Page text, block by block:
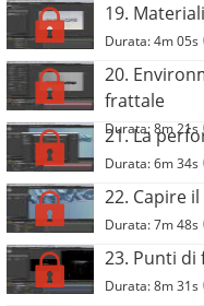
19.
Durata: 4m 05s
20.
frattale
Durata: 8m 21s
21. La
Durata: 6m 34s
22. Capire
Durata: 7m 48s
23. Punti di
Durata: 8m 31s